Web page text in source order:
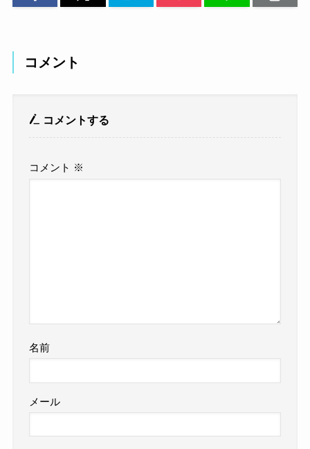
コメント
コメントする
コメント ※
名前
メール